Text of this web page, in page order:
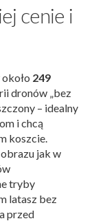
cenie i
249
dronów „bez
– idealny
i chcą
koszcie.
jak w
tryby
latasz bez
przed